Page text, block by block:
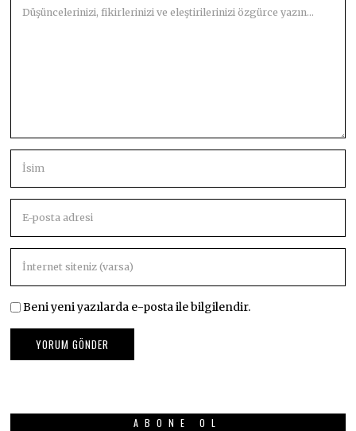
Beni yeni yazılarda e-posta ile bilgilendir.
ABONE OL